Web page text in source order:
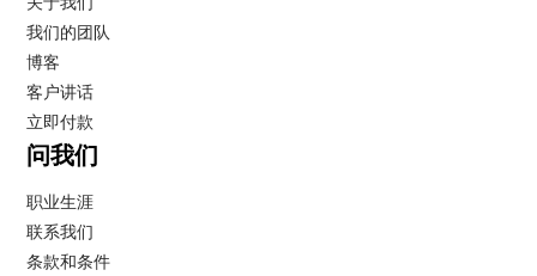
我们的团队
博客
客户讲话
立即付款
问我们
职业生涯
联系我们
条款和条件